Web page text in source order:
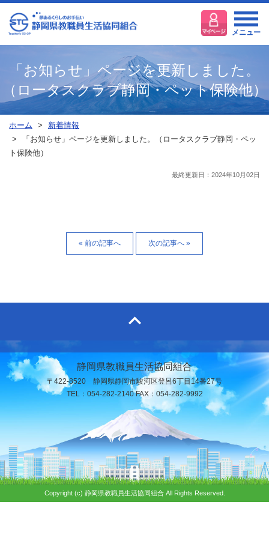
メニュー
「お知らせ」ページを更新しました。
（ロータスクラブ静岡・ペット保険他）
ホーム
新着情報
「お知らせ」ページを更新しました。（ロータスクラブ静岡・ペッ
ト保険他）
最終更新日：2024年10月02日
« 前の記事へ 次の記事へ »
静岡県教職員生活協同組合
〒422-8520 静岡県静岡市駿河区登呂6丁目14番27号
TEL：054-282-2140 FAX：054-282-9992
Copyright (c) 静岡県教職員生活協同組合 All Rights Reserved.